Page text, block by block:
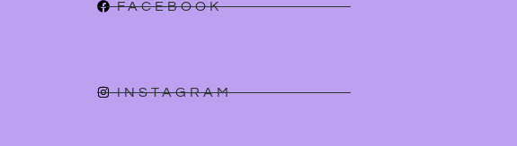
FACEBOOK
INSTAGRAM